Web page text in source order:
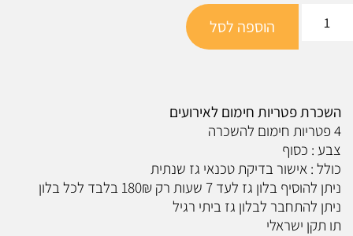
הוספה לסל
השכרת פטריות חימום לאירועים
4 פטריות חימום להשכרה
צבע : כסוף
כולל : אישור בדיקת טכנאי גז שנתית
ניתן להוסיף בלון גז לעד 7 שעות רק 180₪ בלבד לכל בלון
ניתן להתחבר לבלון גז ביתי רגיל
תו תקן ישראלי